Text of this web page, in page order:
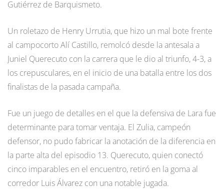
Gutiérrez de Barquismeto.
Un roletazo de Henry Urrutia, que hizo un mal bote frente
al campocorto Alí Castillo, remolcó desde la antesala a
Juniel Querecuto con la carrera que le dio al triunfo, 4-3, a
los crepusculares, en el inicio de una batalla entre los dos
finalistas de la pasada campaña.
Fue un juego de detalles en el que la defensiva de Lara fue
determinante para tomar ventaja. El Zulia, campeón
defensor, no pudo fabricar la anotación de la diferencia en
la parte alta del episodio 13. Querecuto, quien conectó
cinco imparables en el encuentro, retiró en la goma al
corredor Luis Álvarez con una notable jugada.